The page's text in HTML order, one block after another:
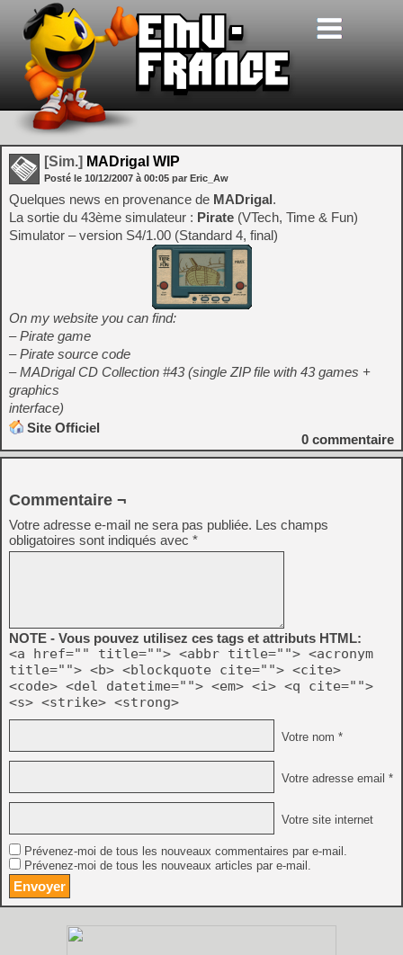
[Sim.] MADrigal WIP
Posté le 10/12/2007 à 00:05 par Eric_Aw
Quelques news en provenance de MADrigal.
La sortie du 43ème simulateur : Pirate (VTech, Time & Fun)
Simulator – version S4/1.00 (Standard 4, final)
On my website you can find:
– Pirate game
– Pirate source code
– MADrigal CD Collection #43 (single ZIP file with 43 games +
graphics
interface)
Site Officiel
0 commentaire
Commentaire ¬
Votre adresse e-mail ne sera pas publiée. Les champs
obligatoires sont indiqués avec *
NOTE - Vous pouvez utilisez ces tags et attributs HTML:
<a href="" title=""> <abbr title=""> <acronym
title=""> <b> <blockquote cite=""> <cite>
<code> <del datetime=""> <em> <i> <q cite="">
<s> <strike> <strong>
Votre nom *
Votre adresse email *
Votre site internet
Prévenez-moi de tous les nouveaux commentaires par e-mail.
Prévenez-moi de tous les nouveaux articles par e-mail.